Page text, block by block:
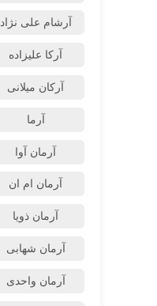
آرشام علی نژاد
آرکا علیزاده
آرکان میلانی
آرما
آرمان آوا
آرمان ام ان
آرمان ذویا
آرمان شهابی
آرمان واحدی